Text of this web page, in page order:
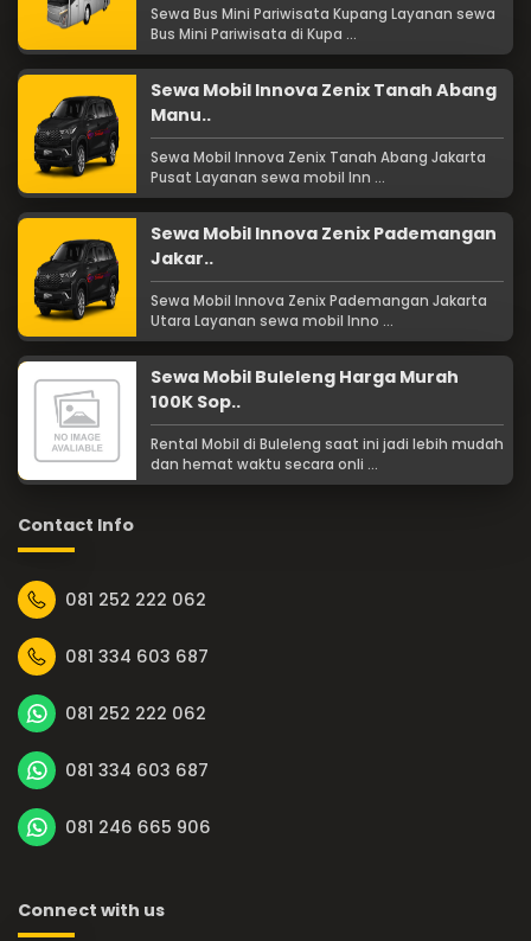
Sewa Bus Mini Pariwisata Kupang Layanan sewa
Bus Mini Pariwisata di Kupa ...
Sewa Mobil Innova Zenix Tanah Abang
Manu..
Sewa Mobil Innova Zenix Tanah Abang Jakarta
Pusat Layanan sewa mobil Inn ...
Sewa Mobil Innova Zenix Pademangan
Jakar..
Sewa Mobil Innova Zenix Pademangan Jakarta
Utara Layanan sewa mobil Inno ...
Sewa Mobil Buleleng Harga Murah
100K Sop..
Rental Mobil di Buleleng saat ini jadi lebih mudah
dan hemat waktu secara onli ...
Contact Info
081 252 222 062
081 334 603 687
081 252 222 062
081 334 603 687
081 246 665 906
Connect with us